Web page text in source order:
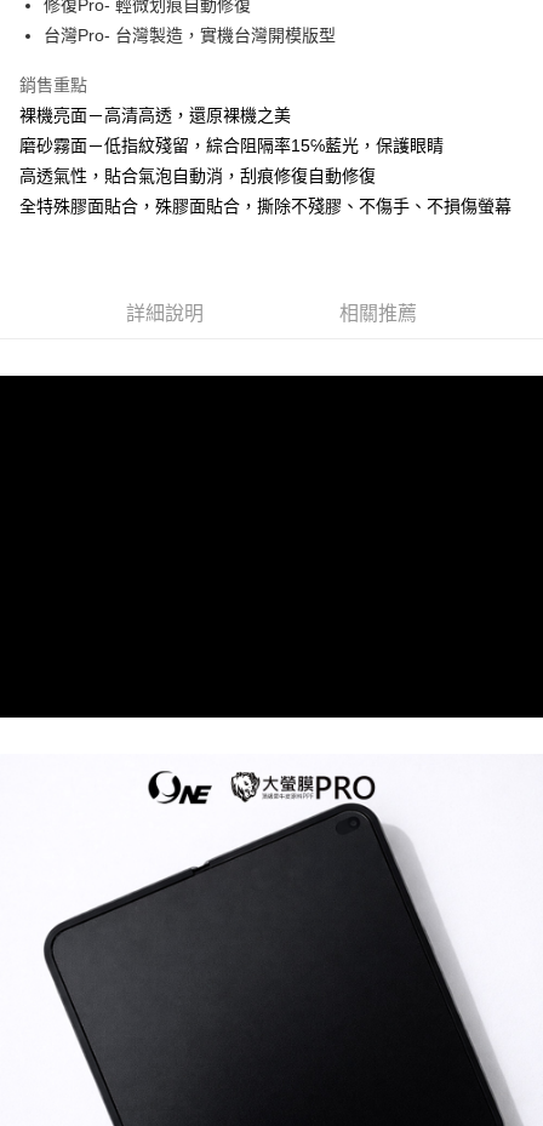
運送方式
全家取貨付款
每筆NT$60，滿NT$390(含以上)免運費
7-11取貨付款
修復Pro- 輕微划痕自動修復
台灣Pro- 台灣製造，實機台灣開模版型
銷售重點
裸機亮面－高清高透，還原裸機之美
磨砂霧面－低指紋殘留，綜合阻隔率15℅藍光，保護眼睛
高透氣性，貼合氣泡自動消，刮痕修復自動修復
全特殊膠面貼合，殊膠面貼合，撕除不殘膠、不傷手、不損傷螢幕
詳細說明 相關推薦